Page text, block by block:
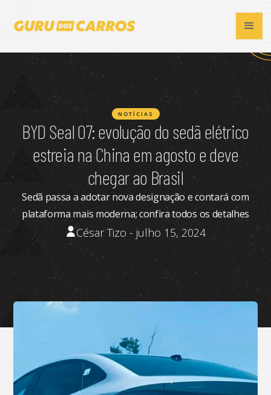
NOTÍCIAS
BYD Seal 07: evolução do sedã elétrico
estreia na China em agosto e deve
chegar ao Brasil
Sedã passa a adotar nova designação e contará com
plataforma mais moderna; confira todos os detalhes
César Tizo - julho 15, 2024